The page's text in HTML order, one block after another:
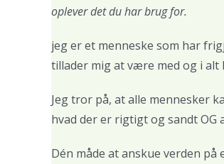
oplever det du har brug for.
jeg er et menneske som har
tillader mig at være med og i alt
Jeg tror på, at alle mennesker
hvad der er rigtigt og sandt
Dén måde at anskue verden